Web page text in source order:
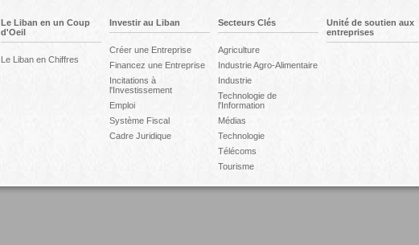
Le Liban en un Coup
d'Oeil
Le Liban en Chiffres
Investir au Liban
Créer une Entreprise
Financez une Entreprise
Incitations à
l'Investissement
Emploi
Système Fiscal
Cadre Juridique
Secteurs Clés
Agriculture
Industrie Agro-Alimentaire
Industrie
Technologie de
l'Information
Médias
Technologie
Télécoms
Tourisme
Unité de soutien aux
entreprises